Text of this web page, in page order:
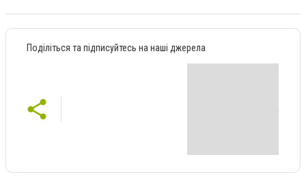
Поділіться та підписуйтесь на наші джерела